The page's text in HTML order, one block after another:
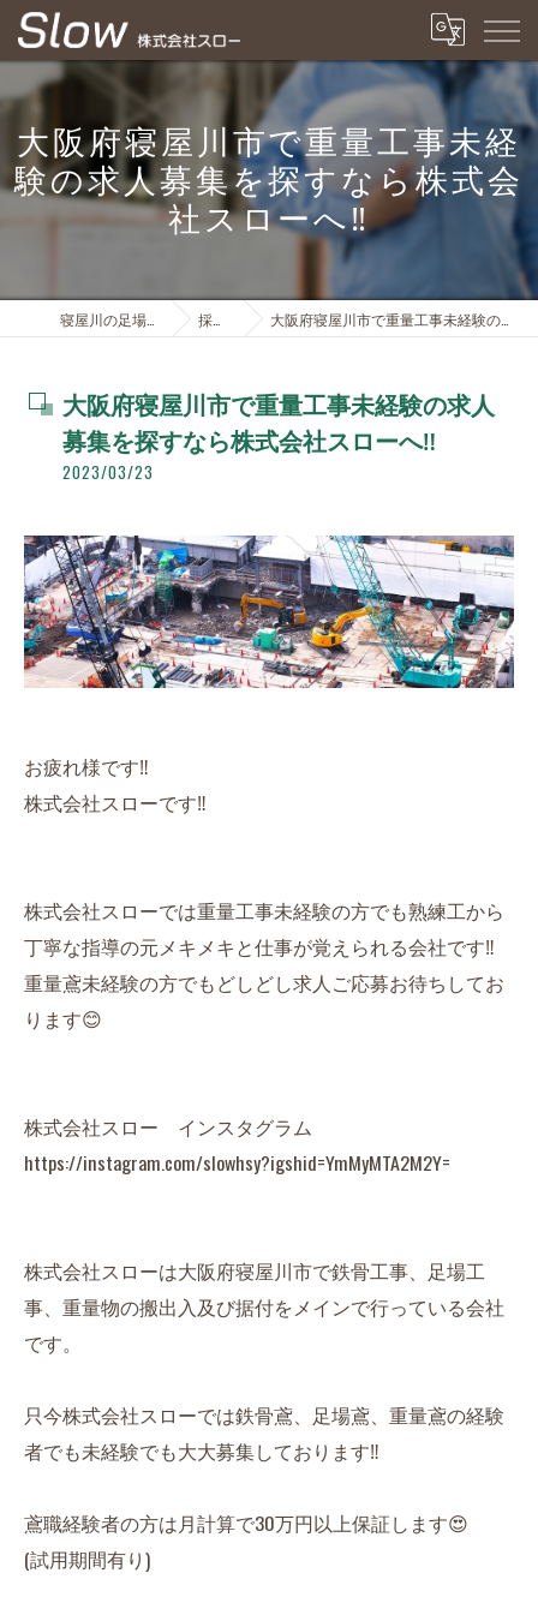
大阪府寝屋川市で重量工事未経
験の求人募集を探すなら株式会
社スローへ‼️
採用ブログ 大阪府寝屋川市で重量工事未経験の求人募集を探すなら株式会社スローへ‼️
大阪府寝屋川市で重量工事未経験の求人
募集を探すなら株式会社スローへ‼️
2023/03/23
お疲れ様です‼️
株式会社スローです‼️
株式会社スローでは重量工事未経験の方でも熟練工から
丁寧な指導の元メキメキと仕事が覚えられる会社です‼️
重量鳶未経験の方でもどしどし求人ご応募お待ちしてお
ります😊
株式会社スロー インスタグラム
https://instagram.com/slowhsy?igshid=YmMyMTA2M2Y=
株式会社スローは大阪府寝屋川市で鉄骨工事、足場工
事、重量物の搬出入及び据付をメインで行っている会社
です。
只今株式会社スローでは鉄骨鳶、足場鳶、重量鳶の経験
者でも未経験でも大大募集しております‼️
鳶職経験者の方は月計算で30万円以上保証します😍
(試用期間有り)